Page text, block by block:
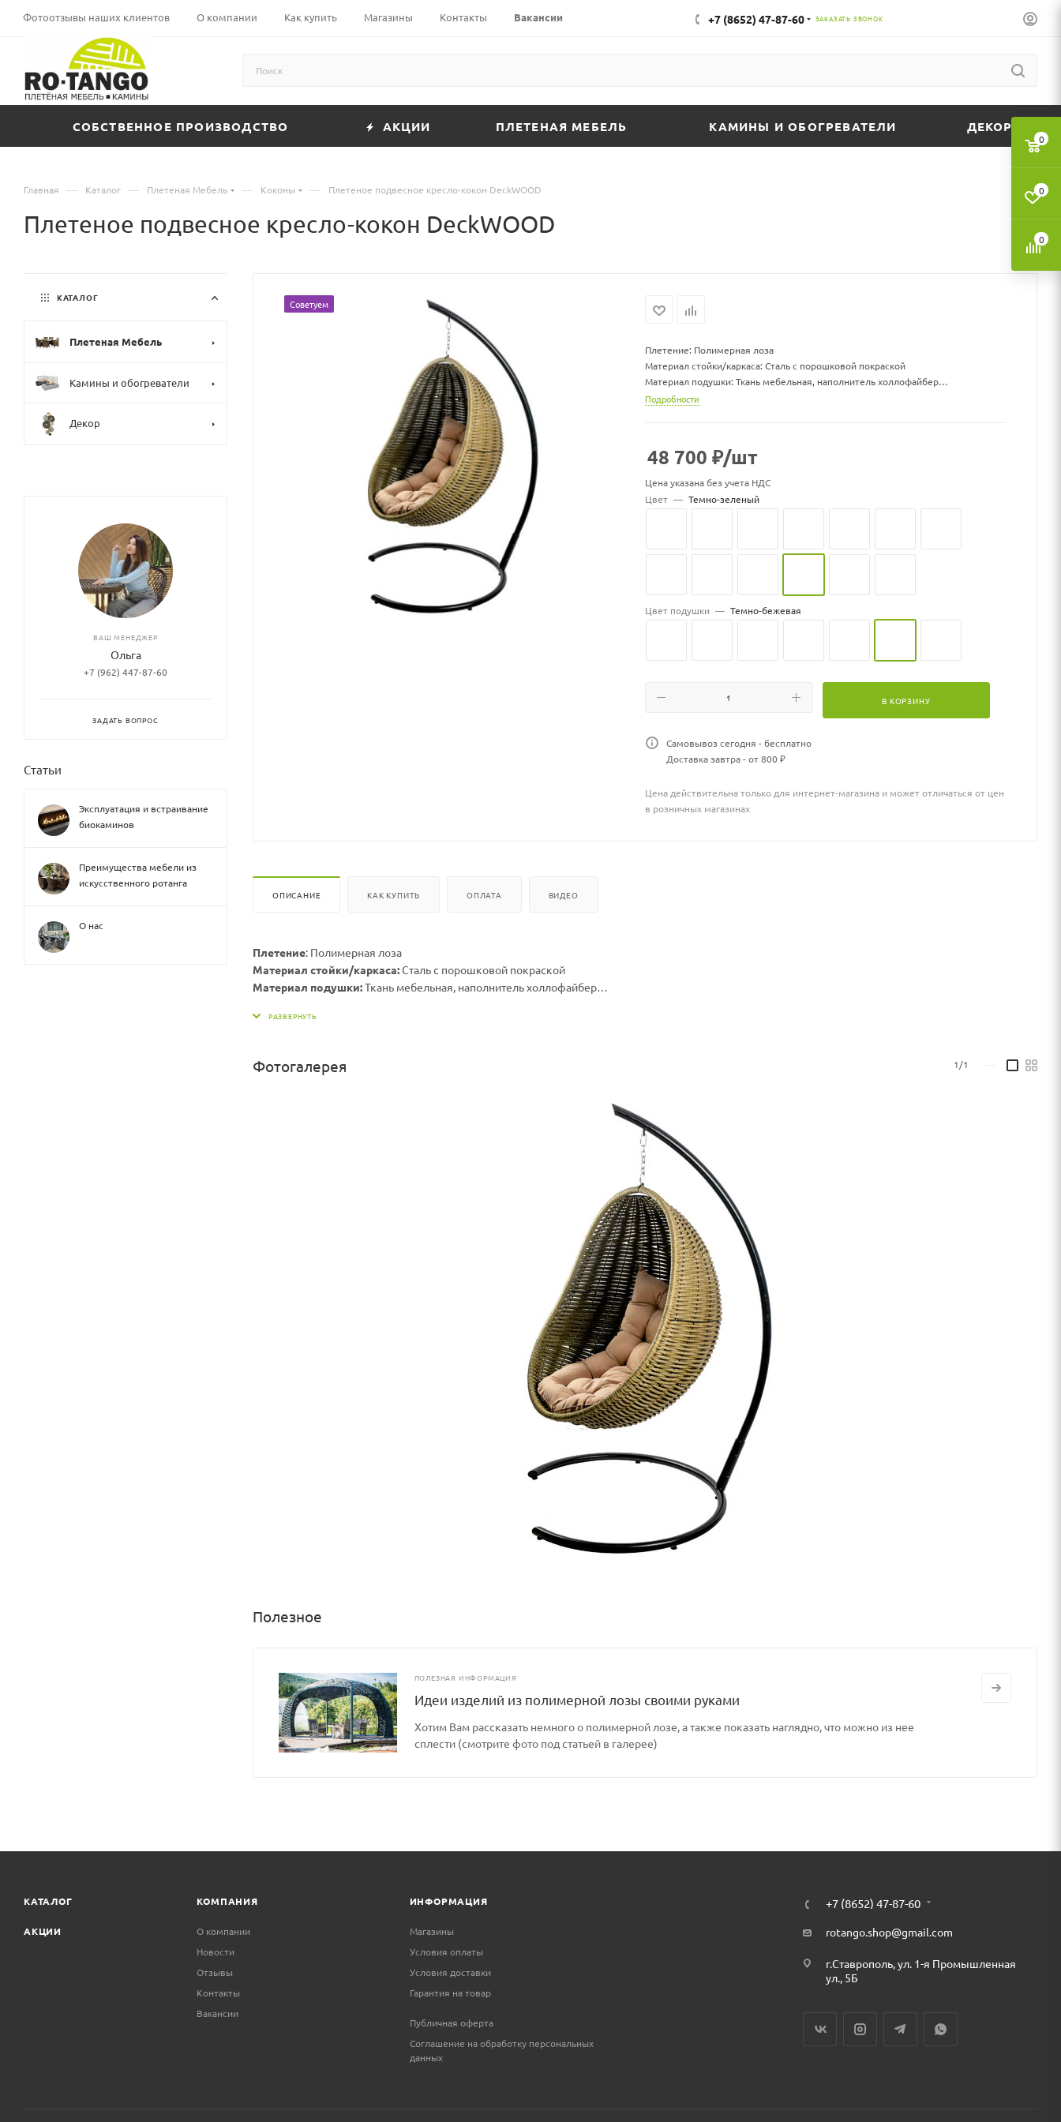
Фотоотзывы наших клиентов О компании Как купить Магазины Контакты Вакансии +7 (8652) 47-87-60 ЗАКАЗАТЬ ЗВОНОК
СОБСТВЕННОЕ ПРОИЗВОДСТВО АКЦИИ ПЛЕТЕНАЯ МЕБЕЛЬ КАМИНЫ И ОБОГРЕВАТЕЛИ ДЕКОР
Главная — Каталог — Плетеная Мебель — Коконы — Плетеное подвесное кресло-кокон DeckWOOD
Плетеное подвесное кресло-кокон DeckWOOD
Советуем
Плетение: Полимерная лоза
Материал стойки/каркаса: Сталь с порошковой покраской
Материал подушки: Ткань мебельная, наполнитель холлофайбер
Ширина х глубина х высота стойки (см): 116х116х215
Максимальная нагрузка, кг:150
Цвет подушек может меняться
Подробности
48 700 ₽/шт
Цена указана без учета НДС
Цвет — Темно-зеленый
Цвет подушки — Темно-бежевая
В КОРЗИНУ
Самовывоз сегодня - бесплатно
Доставка завтра - от 800 ₽
Цена действительна только для интернет-магазина и может отличаться от цен
в розничных магазинах
ОПИСАНИЕ КАК КУПИТЬ ОПЛАТА ВИДЕО
Плетение: Полимерная лоза
Материал стойки/каркаса:Сталь с порошковой покраской
Материал подушки:Ткань мебельная, наполнитель холлофайбер
Ширина х глубина х высота корзины (см):
Максимальная нагрузка, кг:
Фотогалерея 1/1
Полезное
ПОЛЕЗНАЯ ИНФОРМАЦИЯ
Идеи изделий из полимерной лозы своими руками
Хотим Вам рассказать немного о полимерной лозе, а также показать наглядно, что можно из нее
сплести (смотрите фото под статьей в галерее)
КАТАЛОГ
Плетеная Мебель
Камины и обогреватели
Декор
ВАШ МЕНЕДЖЕР
Ольга
+7 (962) 447-87-60
ЗАДАТЬ ВОПРОС
Статьи
Эксплуатация и встраивание
биокаминов
Преимущества мебели из
искусственного ротанга
О нас
КАТАЛОГ
АКЦИИ
КОМПАНИЯ
О компании
Новости
Отзывы
Контакты
Вакансии
ИНФОРМАЦИЯ
Магазины
Условия оплаты
Условия доставки
Гарантия на товар
Публичная оферта
Соглашение на обработку персональных
данных
+7 (8652) 47-87-60
rotango.shop@gmail.com
г.Ставрополь, ул. 1-я Промышленная
ул., 5Б
0
0
0